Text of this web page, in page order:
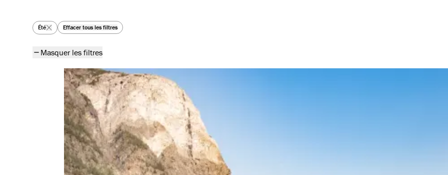
Été Effacer tous les filtres
Masquer les filtres
Tous les articles